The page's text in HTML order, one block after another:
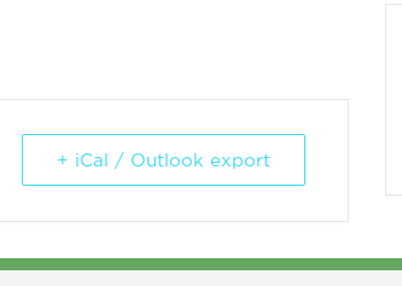
+ iCal / Outlook export